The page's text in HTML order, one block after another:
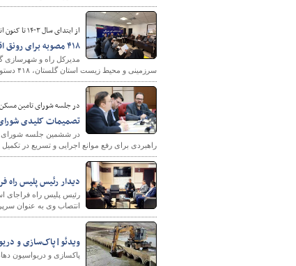
از ابتدای سال ۱۴۰۳ تا کنون انجام شد؛
۴۱۸ مصوبه برای رونق اقتصادی و افزایش اشتغال در گلستان
مدیرکل راه و شهرسازی
سرزمینی و محیط زیست استان گلستان، ۴۱۸ دستور کار برای ارتقا اقتصاد و افزایش اشتغال در استان تصویب شد.
در جلسه شورای تامین
تصمیمات کلیدی شورای مسکن
راهبردی برای رفع موانع اجرایی و تسریع در تکمیل
دیدار رئیس پلیس راه
رئیس پلیس راه فراجای
انتصاب وی به عنوان
ویدئو|پاک‌سازی و
پاکسازی و دریواسیون